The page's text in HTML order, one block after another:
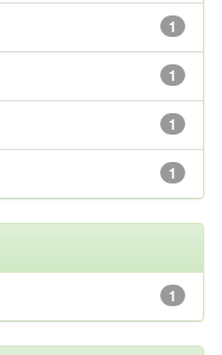
1
1
1
1
1